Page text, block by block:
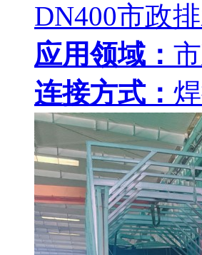
DN400市政
应用领域：
连接方式：